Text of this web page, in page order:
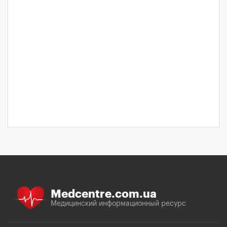
Medcentre.com.ua
Медицинский информационный ресурс